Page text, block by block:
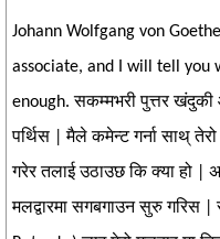
Johann Wolfgang von
associate, and I will tell you
enough. सकम्मभरी पुत्तर खंदुकी
पर्थिस | मैले कमेन्ट गर्ना साथ्
गरेर तलाई उठाउछ कि क्या हो |
मलद्वारमा सगबगाउन सुरु गरिस |